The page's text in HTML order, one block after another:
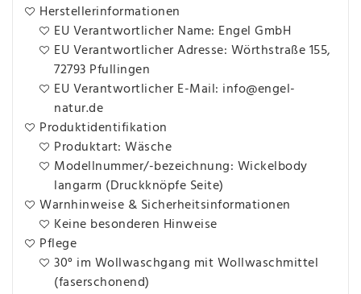
Herstellerinformationen
EU Verantwortlicher Name: Engel GmbH
EU Verantwortlicher Adresse: Wörthstraße 155,
72793 Pfullingen
EU Verantwortlicher E-Mail: info@engel-
natur.de
Produktidentifikation
Produktart: Wäsche
Modellnummer/-bezeichnung: Wickelbody
langarm (Druckknöpfe Seite)
Warnhinweise & Sicherheitsinformationen
Keine besonderen Hinweise
Pflege
30° im Wollwaschgang mit Wollwaschmittel
(faserschonend)